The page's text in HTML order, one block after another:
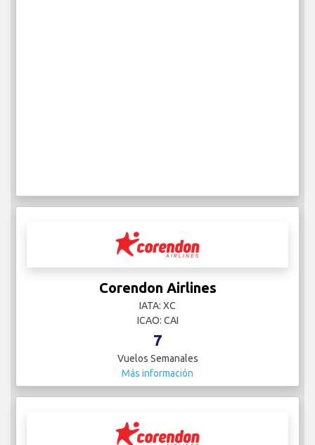
Corendon Airlines
IATA: XC
ICAO: CAI
7
Vuelos Semanales
Más información